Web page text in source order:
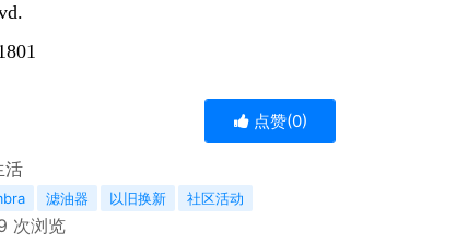
点赞(0)
活
滤油器 以旧换新 社区活动
次浏览